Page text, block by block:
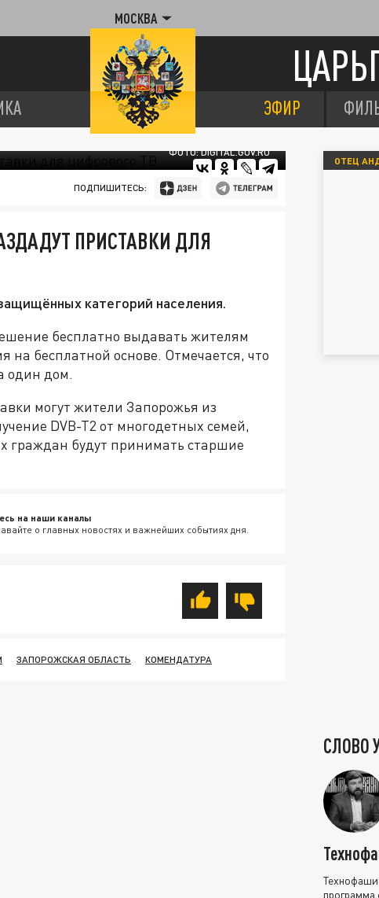
МОСКВА
ЭФИР
ФОТО: DIGITAL.GOV.RU
ПОДПИШИТЕСЬ:
ПРИСТАВКИ ДЛЯ
категорий населения.
бесплатно выдавать жителям
на бесплатной основе. Отмечается, что
один дом.
могут жители Запорожья из
DVB-T2 от многодетных семей,
граждан будут принимать старшие
на наши каналы
о главных новостях и важнейших событиях дня.
ЗАПОРОЖСКАЯ ОБЛАСТЬ КОМЕНДАТУРА
ОТЕЦ
СЛОВО
программа